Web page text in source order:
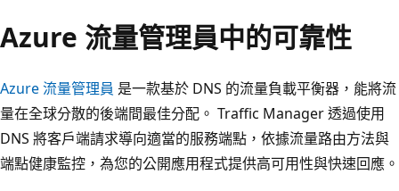
Azure 流量管理員中的可靠性
Azure 流量管理員 是一款基於 DNS 的流量負載平衡器，能將流
量在全球分散的後端間最佳分配。 Traffic Manager 透過使用
DNS 將客戶端請求導向適當的服務端點，依據流量路由方法與
端點健康監控，為您的公開應用程式提供高可用性與快速回應。